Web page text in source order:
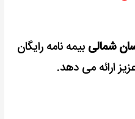
شمالی بیمه نامه رایگان
ارائه می دهد.